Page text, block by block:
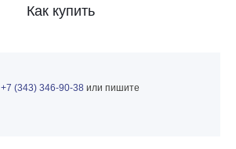
Как купить
+7 (343) 346‑90‑38 или пишите